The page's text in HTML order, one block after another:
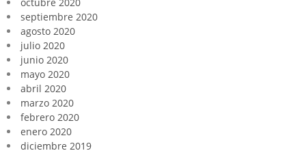
octubre 2020
septiembre 2020
agosto 2020
julio 2020
junio 2020
mayo 2020
abril 2020
marzo 2020
febrero 2020
enero 2020
diciembre 2019